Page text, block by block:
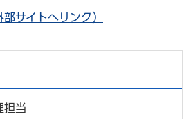
サイトへリンク）
担当